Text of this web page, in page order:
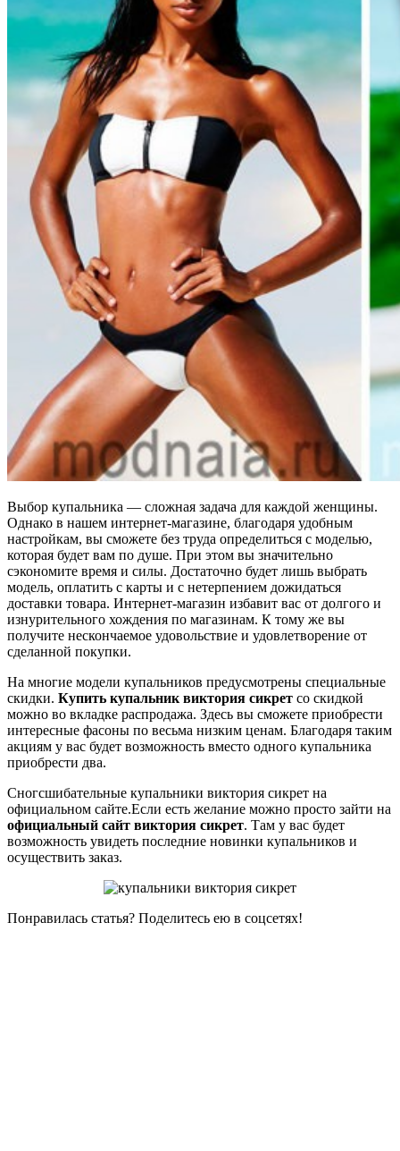
Выбор купальника — сложная задача для каждой женщины.
Однако в нашем интернет-магазине, благодаря удобным
настройкам, вы сможете без труда определиться с моделью,
которая будет вам по душе. При этом вы значительно
сэкономите время и силы. Достаточно будет лишь выбрать
модель, оплатить с карты и с нетерпением дожидаться
доставки товара. Интернет-магазин избавит вас от долгого и
изнурительного хождения по магазинам. К тому же вы
получите нескончаемое удовольствие и удовлетворение от
сделанной покупки.
На многие модели купальников предусмотрены специальные
скидки. Купить купальник виктория сикрет со скидкой
можно во вкладке распродажа. Здесь вы сможете приобрести
интересные фасоны по весьма низким ценам. Благодаря таким
акциям у вас будет возможность вместо одного купальника
приобрести два.
Сногсшибательные купальники виктория сикрет на
официальном сайте.Если есть желание можно просто зайти на
официальный сайт виктория сикрет. Там у вас будет
возможность увидеть последние новинки купальников и
осуществить заказ.
Понравилась статья? Поделитесь ею в соцсетях!